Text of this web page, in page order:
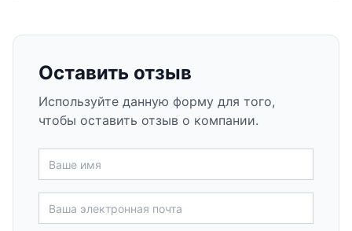
Оставить отзыв
Используйте данную форму для того,
чтобы оставить отзыв о компании.